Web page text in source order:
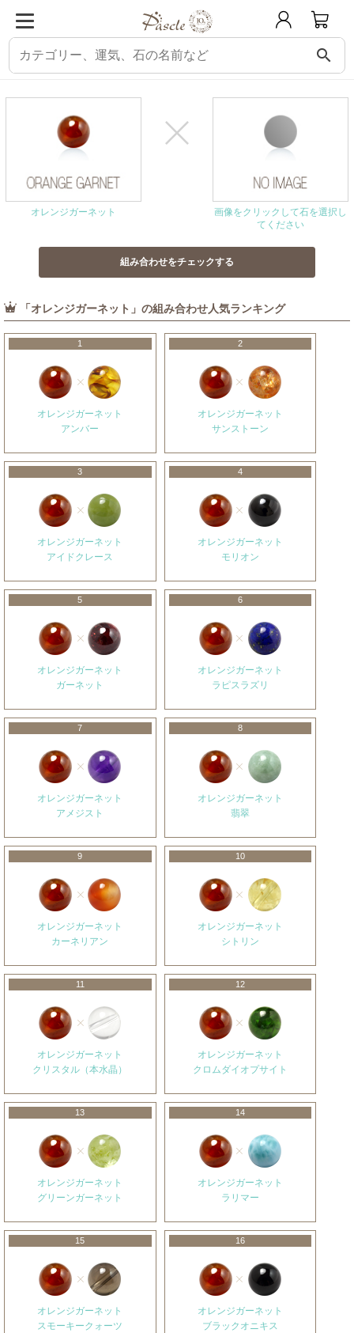
search
パスクル 組み合わせ・相性チェック オレンジガーネットと相性の良い石
オレンジガーネット
画像をクリックして石を選択し
てください
「オレンジガーネット」の組み合わせ人気ランキング
1
オレンジガーネット
アンバー
2
オレンジガーネット
サンストーン
3
オレンジガーネット
アイドクレース
4
オレンジガーネット
モリオン
5
オレンジガーネット
ガーネット
6
オレンジガーネット
ラピスラズリ
7
オレンジガーネット
アメジスト
8
オレンジガーネット
翡翠
9
オレンジガーネット
カーネリアン
10
オレンジガーネット
シトリン
11
オレンジガーネット
クリスタル（本水晶）
12
オレンジガーネット
クロムダイオプサイト
13
オレンジガーネット
グリーンガーネット
14
オレンジガーネット
ラリマー
15
オレンジガーネット
スモーキークォーツ
16
オレンジガーネット
ブラックオニキス